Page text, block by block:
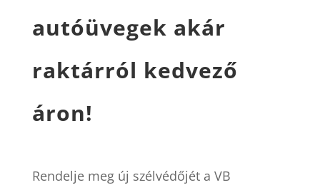
autóüvegek akár
raktárról kedvező
áron!
Rendelje meg új szélvédőjét a VB